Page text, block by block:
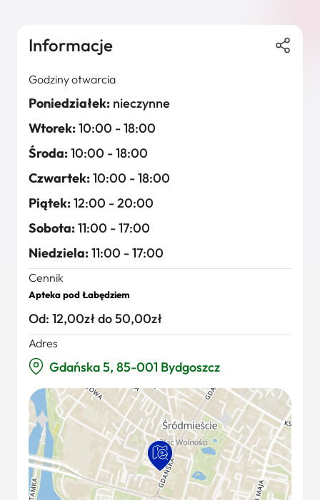
Informacje
Godziny otwarcia
Poniedziałek: nieczynne
Wtorek:10:00 - 18:00
Środa:10:00 - 18:00
Czwartek:10:00 - 18:00
Piątek:12:00 - 20:00
Sobota:11:00 - 17:00
Niedziela:11:00 - 17:00
Cennik
Apteka pod Łabędziem
Od: 12,00zł do 50,00zł
Adres
Gdańska 5, 85-001 Bydgoszcz